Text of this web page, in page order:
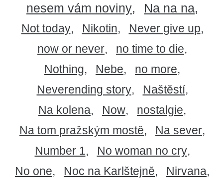
nesem vám noviny
Na na na
Not today Nikotin
Never give up
now or never
no time to die
Nothing
Nebe
no more
Neverending story
Naštěstí
Na kolena
Now
nostalgie
Na tom pražským mostě
Na sever
Number 1
No woman no cry
No one
Noc na Karlštejně
Nirvana